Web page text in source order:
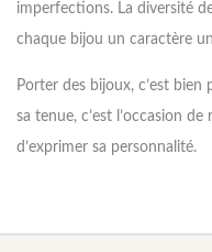
imperfections. La diversité
chaque bijou un caractère
Porter des bijoux, c’est bien
sa tenue, c’est l’occasion
d’exprimer sa personnalité.